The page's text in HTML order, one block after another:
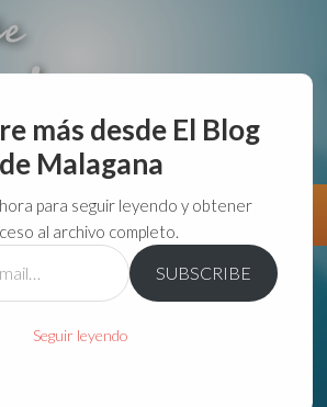
lo haga de malas lo hago....
Directorio VivirGuadalajara
más desde El Blog
de Malagana
para seguir leyendo y obtener
al archivo completo.
SUBSCRIBE
Seguir leyendo